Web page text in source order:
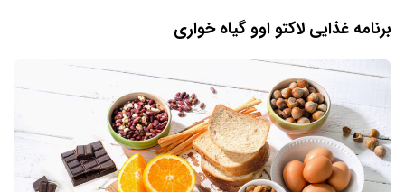
برنامه غذایی لاکتو اوو گیاه خواری